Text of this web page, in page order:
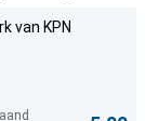
van KPN